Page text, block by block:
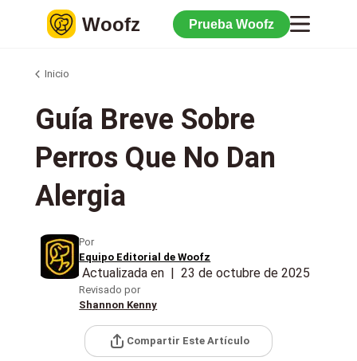
Woofz Prueba Woofz
Inicio
Guía Breve Sobre
Perros Que No Dan
Alergia
Por
Equipo Editorial de Woofz
Actualizada en |23 de octubre de 2025
Revisado por
Shannon Kenny
Compartir Este Artículo